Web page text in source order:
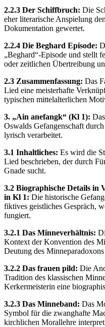
2.2.3 Der Schiffbruch: Die
eher literarische Anspielung
Dokumentation gewertet.
2.2.4 Die Beghard Episode:
„Beghard“-Episode und stellt
oder zeitlichen Übertreibung
2.3 Zusammenfassung: Das
Lied eine meisterhafte
typischen mittelalterlichen
3. „Ain anefangk“ (Kl 1):
Oswalds Gefangenschaft
lyrisch verarbeitet.
3.1 Inhaltliches: Es wird die
Lied beschrieben, der durch
Gnade sucht.
3.2 Biographische Details
in Kl 1: Die historische
fiktives geistliches Gespräch,
fungiert.
3.2.1 Das Minneverhältnis:
Kontext der Konvention des
Deutung des
3.2.2 Das frauen pild: Die
Tradition des klassischen
Kerkermeisterin eine
3.2.3 Das Minneband: Das
Symbol für die zwanghafte
kirchlichen Morallehre